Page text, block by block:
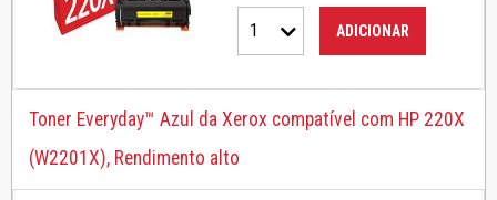
1 ADICIONAR
Toner Everyday™ Azul da Xerox compatível com HP 220X
(W2201X), Rendimento alto